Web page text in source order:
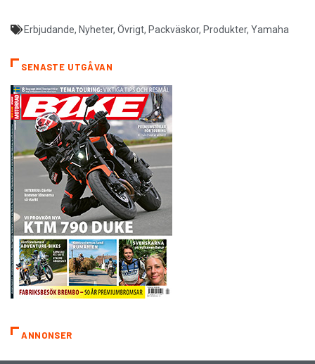
Erbjudande, Nyheter, Övrigt, Packväskor, Produkter, Yamaha
SENASTE UTGÅVAN
ANNONSER